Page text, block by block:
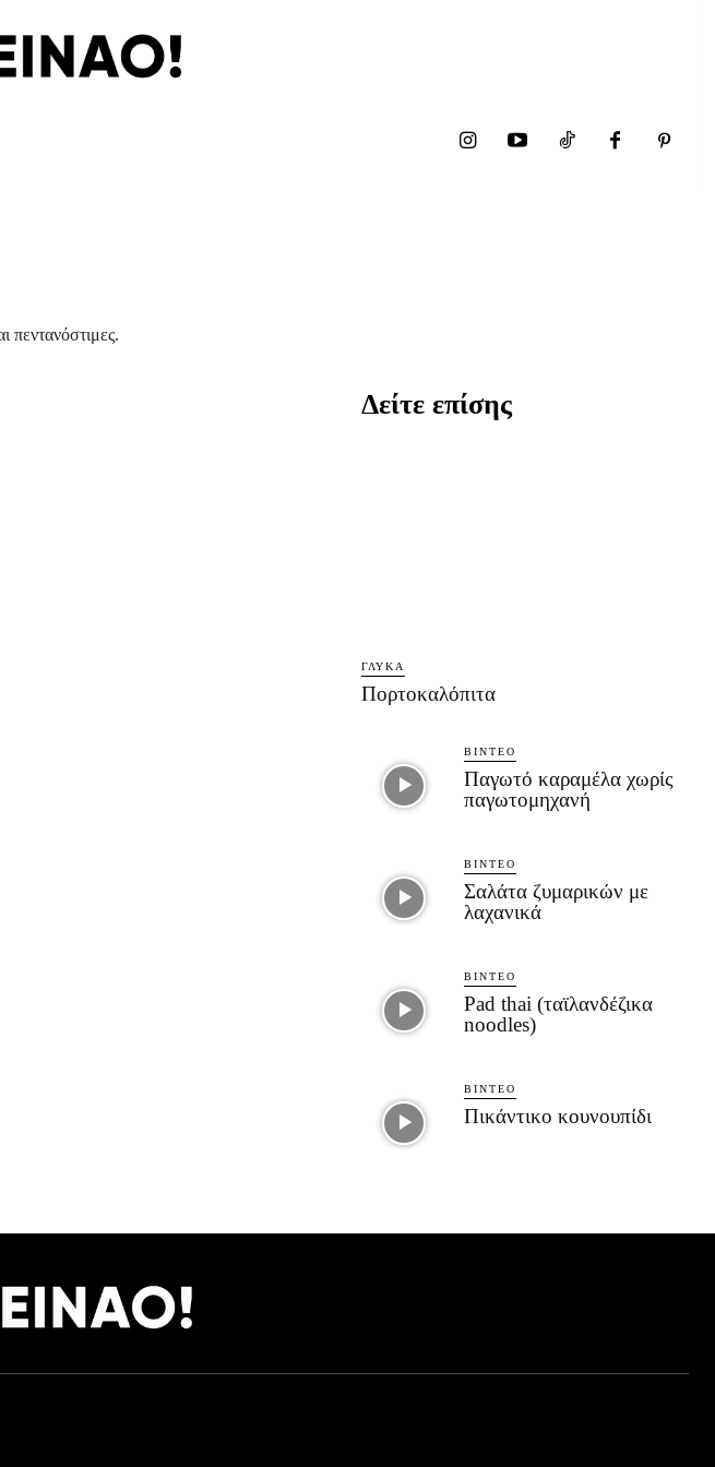
πεντανόστιμες.
Δείτε επίσης
ΓΛΥΚΆ
Πορτοκαλόπιτα
ΒΊΝΤΕΟ
Παγωτό καραμέλα χωρίς
παγωτομηχανή
ΒΊΝΤΕΟ
Σαλάτα ζυμαρικών με
λαχανικά
ΒΊΝΤΕΟ
Pad thai (ταϊλανδέζικα
noodles)
ΒΊΝΤΕΟ
Πικάντικο κουνουπίδι